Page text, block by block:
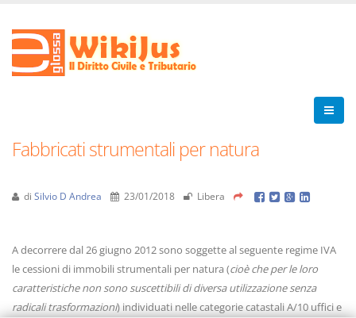
Fabbricati strumentali per natura
di Silvio D Andrea 23/01/2018 Libera
A decorrere dal 26 giugno 2012 sono soggette al seguente regime IVA
le cessioni di immobili strumentali per natura (cioè che per le loro
caratteristiche non sono suscettibili di diversa utilizzazione senza
radicali trasformazioni) individuati nelle categorie catastali A/10 uffici e